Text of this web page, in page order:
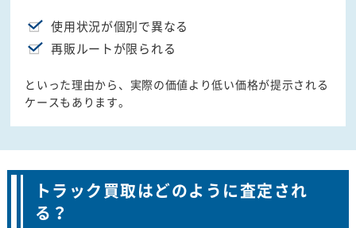
使用状況が個別で異なる
再販ルートが限られる
といった理由から、実際の価値より低い価格が提示される
ケースもあります。
トラック買取はどのように査定され
る？